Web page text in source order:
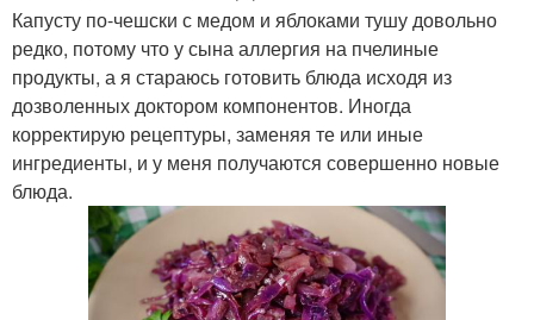
Капусту по-чешски с медом и яблоками тушу довольно
редко, потому что у сына аллергия на пчелиные
продукты, а я стараюсь готовить блюда исходя из
дозволенных доктором компонентов. Иногда
корректирую рецептуры, заменяя те или иные
ингредиенты, и у меня получаются совершенно новые
блюда.